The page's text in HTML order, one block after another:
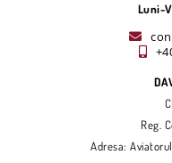
Luni-
Reg.
Adresa: